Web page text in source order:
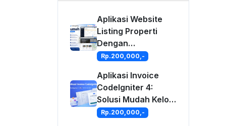
Aplikasi Website
Listing Properti
Dengan
CodeIgniter 4
Rp.200,000,-
Aplikasi Invoice
CodeIgniter 4:
Solusi Mudah Kelola
Tagihan &
Rp.200,000,-